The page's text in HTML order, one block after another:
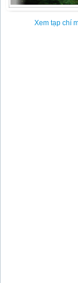
Xem tạp chí